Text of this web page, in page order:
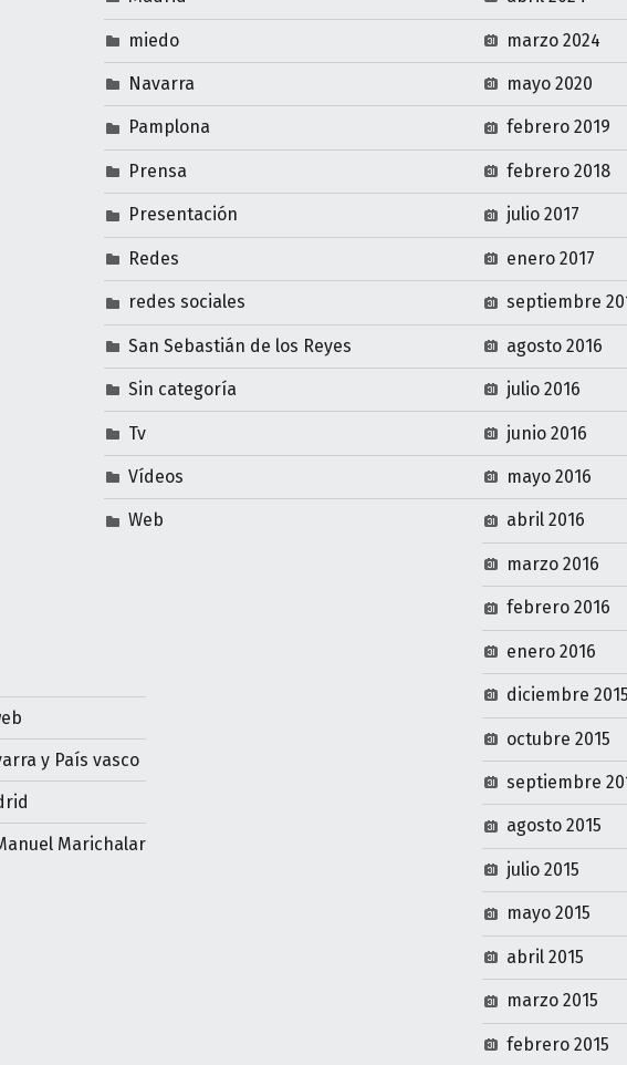
miedo
Navarra
Pamplona
Prensa
Presentación
Redes
redes sociales
San Sebastián de los Reyes
Sin categoría
Tv
Vídeos
Web
y País vasco
Marichalar
marzo 2024
mayo 2020
febrero 2019
febrero 2018
julio 2017
enero 2017
septiembre
agosto 2016
julio 2016
junio 2016
mayo 2016
abril 2016
marzo 2016
febrero 2016
enero 2016
diciembre
octubre 2015
septiembre
agosto 2015
julio 2015
mayo 2015
abril 2015
marzo 2015
febrero 2015